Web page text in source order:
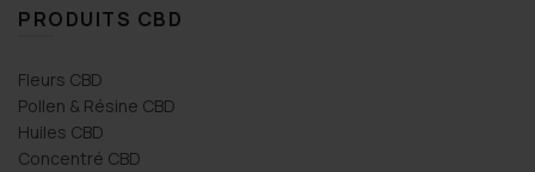
PRODUITS CBD
Fleurs CBD
Pollen & Résine CBD
Huiles CBD
Concentré CBD